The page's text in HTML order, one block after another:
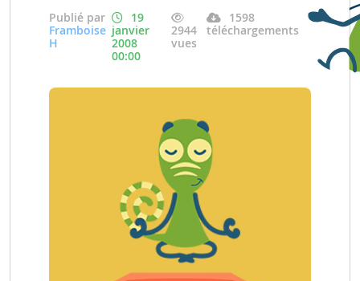
Publié par
Framboise
H
19
janvier
2008
00:00
2944
vues
1598
téléchargements